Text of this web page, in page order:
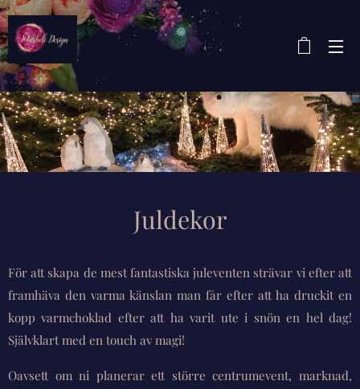
Juldekor
För att skapa de mest fantastiska juleventen strävar vi efter att
framhäva den varma känslan man får efter att ha druckit en
kopp varmchoklad efter att ha varit ute i snön en hel dag!
Självklart med en touch av magi!
Oavsett om ni planerar ett större centrumevent, marknad,